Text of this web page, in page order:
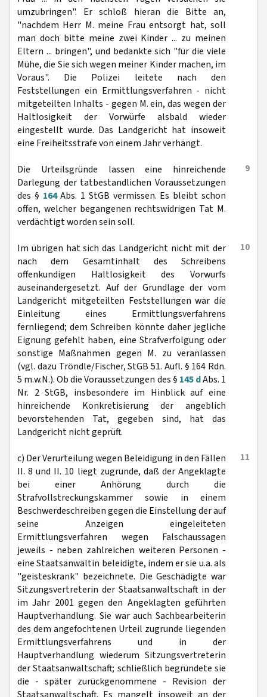
umzubringen". Er schloß hieran die Bitte an,
"nachdem Herr M. meine Frau entsorgt hat, soll
man doch bitte meine zwei Kinder ... zu meinen
Eltern ... bringen", und bedankte sich "für die viele
Mühe, die Sie sich wegen meiner Kinder machen, im
Voraus". Die Polizei leitete nach den
Feststellungen ein Ermittlungsverfahren - nicht
mitgeteilten Inhalts - gegen M. ein, das wegen der
Haltlosigkeit der Vorwürfe alsbald wieder
eingestellt wurde. Das Landgericht hat insoweit
eine Freiheitsstrafe von einem Jahr verhängt.
9
Die Urteilsgründe lassen eine hinreichende
Darlegung der tatbestandlichen Voraussetzungen
des § 164Abs. 1 StGB vermissen. Es bleibt schon
offen, welcher begangenen rechtswidrigen Tat M.
verdächtigt worden sein soll.
10
Im übrigen hat sich das Landgericht nicht mit der
nach dem Gesamtinhalt des Schreibens
offenkundigen Haltlosigkeit des Vorwurfs
auseinandergesetzt. Auf der Grundlage der vom
Landgericht mitgeteilten Feststellungen war die
Einleitung eines Ermittlungsverfahrens
fernliegend; dem Schreiben könnte daher jegliche
Eignung gefehlt haben, eine Strafverfolgung oder
sonstige Maßnahmen gegen M. zu veranlassen
(vgl. dazu Tröndle/Fischer, StGB 51. Aufl. § 164 Rdn.
5 m.w.N.). Ob die Voraussetzungen des § 145 dAbs. 1
Nr. 2 StGB, insbesondere im Hinblick auf eine
hinreichende Konkretisierung der angeblich
bevorstehenden Tat, gegeben sind, hat das
Landgericht nicht geprüft.
11
c) Der Verurteilung wegen Beleidigung in den Fällen
II. 8 und II. 10 liegt zugrunde, daß der Angeklagte
bei einer Anhörung durch die
Strafvollstreckungskammer sowie in einem
Beschwerdeschreiben gegen die Einstellung der auf
seine Anzeigen eingeleiteten
Ermittlungsverfahren wegen Falschaussagen
jeweils - neben zahlreichen weiteren Personen -
eine Staatsanwältin beleidigte, indem er sie u.a. als
"geisteskrank" bezeichnete. Die Geschädigte war
Sitzungsvertreterin der Staatsanwaltschaft in der
im Jahr 2001 gegen den Angeklagten geführten
Hauptverhandlung. Sie war auch Sachbearbeiterin
des dem angefochtenen Urteil zugrunde liegenden
Ermittlungsverfahrens und in der
Hauptverhandlung wiederum Sitzungsvertreterin
der Staatsanwaltschaft; schließlich begründete sie
die - später zurückgenommene - Revision der